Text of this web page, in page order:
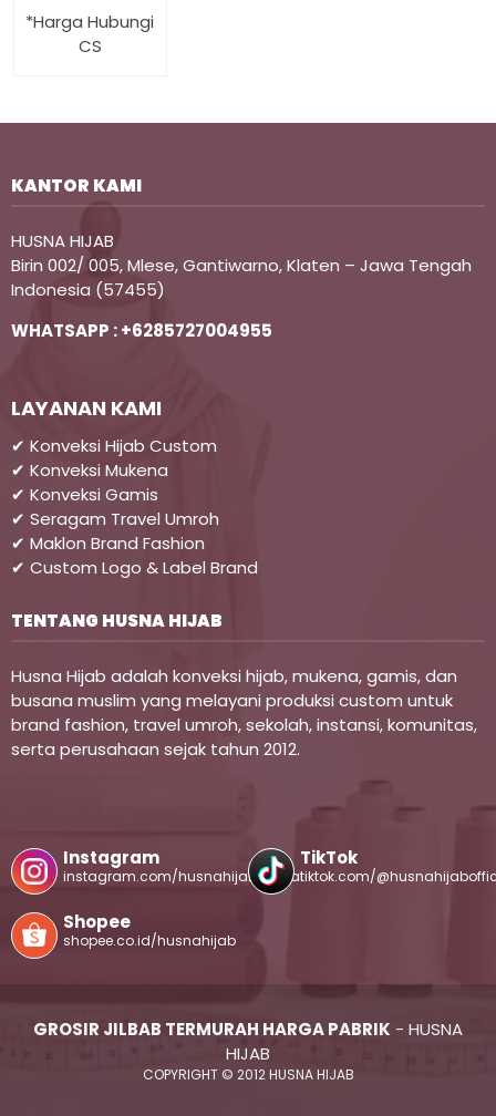
*Harga Hubungi
CS
KANTOR KAMI
HUSNA HIJAB
Birin 002/ 005, Mlese, Gantiwarno, Klaten – Jawa Tengah
Indonesia (57455)
WHATSAPP : +6285727004955
LAYANAN KAMI
✔ Konveksi Hijab Custom
✔ Konveksi Mukena
✔ Konveksi Gamis
✔ Seragam Travel Umroh
✔ Maklon Brand Fashion
✔ Custom Logo & Label Brand
TENTANG HUSNA HIJAB
Husna Hijab adalah konveksi hijab, mukena, gamis, dan
busana muslim yang melayani produksi custom untuk
brand fashion, travel umroh, sekolah, instansi, komunitas,
serta perusahaan sejak tahun 2012.
Instagram
instagram.com/husnahijabofficial
TikTok
tiktok.com/
Shopee
shopee.co.id/husnahijab
GROSIR JILBAB TERMURAH HARGA PABRIK - HUSNA
HIJAB
COPYRIGHT © 2012 HUSNA HIJAB